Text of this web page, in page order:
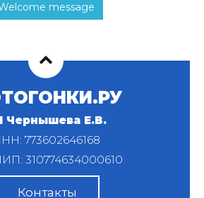
message
Чернышева Е.В.
773602646168
310774634000610
Контакты